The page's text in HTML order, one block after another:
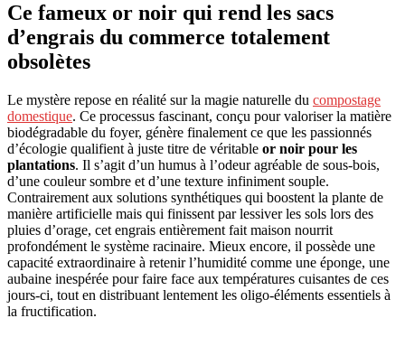
Ce fameux or noir qui rend les sacs
d’engrais du commerce totalement
obsolètes
Le mystère repose en réalité sur la magie naturelle du compostage
domestique. Ce processus fascinant, conçu pour valoriser la matière
biodégradable du foyer, génère finalement ce que les passionnés
d’écologie qualifient à juste titre de véritable or noir pour les
plantations. Il s’agit d’un humus à l’odeur agréable de sous-bois,
d’une couleur sombre et d’une texture infiniment souple.
Contrairement aux solutions synthétiques qui boostent la plante de
manière artificielle mais qui finissent par lessiver les sols lors des
pluies d’orage, cet engrais entièrement fait maison nourrit
profondément le système racinaire. Mieux encore, il possède une
capacité extraordinaire à retenir l’humidité comme une éponge, une
aubaine inespérée pour faire face aux températures cuisantes de ces
jours-ci, tout en distribuant lentement les oligo-éléments essentiels à
la fructification.